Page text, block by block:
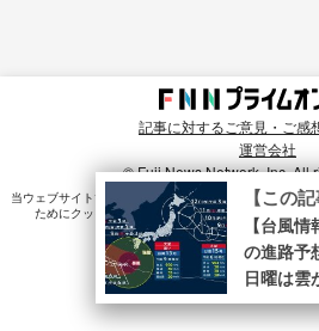
記事に対するご意見・ご感
運営会社
© Fuji News Network, Inc. All
当ウェブサイトでは、ユーザのニーズ・興味・関⼼に合
ためにクッキーを使⽤しています。詳細は、
プライ
【この
【台風
の進路予
日曜は雲